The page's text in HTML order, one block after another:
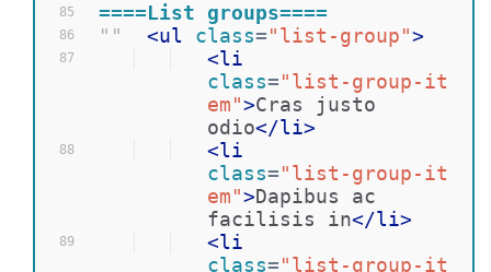
85
86
87
88
89
====List groups====
""
<ul class="list-group">
<li
class="list-group-it
em">Cras justo
odio</li>
<li
class="list-group-it
em">Dapibus ac
facilisis in</li>
<li
class="list-group-it